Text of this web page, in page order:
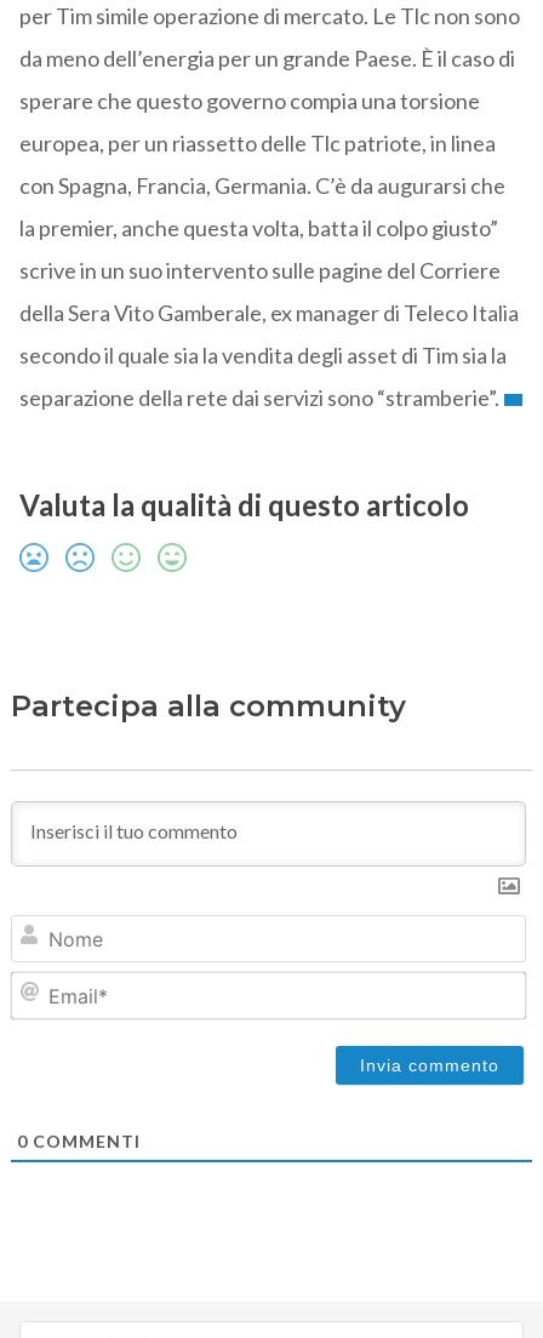
per Tim simile operazione di mercato. Le Tlc non sono
da meno dell’energia per un grande Paese. È il caso di
sperare che questo governo compia una torsione
europea, per un riassetto delle Tlc patriote, in linea
con Spagna, Francia, Germania. C’è da augurarsi che
la premier, anche questa volta, batta il colpo giusto”
scrive in un suo intervento sulle pagine del Corriere
della Sera Vito Gamberale, ex manager di Teleco Italia
secondo il quale sia la vendita degli asset di Tim sia la
separazione della rete dai servizi sono “stramberie”.
Valuta la qualità di questo articolo
Partecipa alla community
0COMMENTI